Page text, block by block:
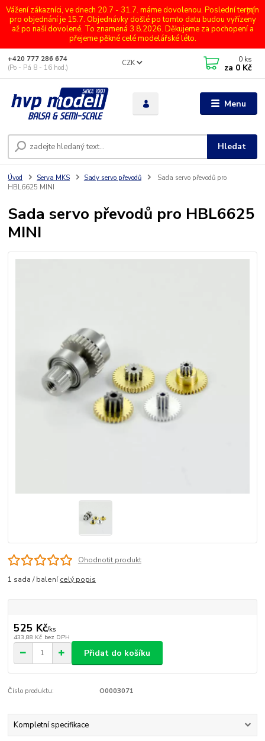
Vážení zákazníci, ve dnech 20.7 - 31.7. máme dovolenou. Poslední termín
pro objednání je 15.7. Objednávky došlé po tomto datu budou vyřízeny
až po naší dovolené. To znamená 3.8.2026. Děkujeme za pochopení a
přejeme pěkné celé modelářské léto.
Menu
CZK
Hledat
+420 777 286 674
(Po - Pá 8 - 16 hod.)
0 ks
za 0 Kč
Úvod Serva MKS Sady servo převodů
Sada servo převodů pro
HBL6625 MINI
Sada servo převodů pro HBL6625
MINI
Ohodnotit produkt
1 sada / balenícelý popis
525 Kč/ks
433,88 Kč bez DPH
Přidat do košíku
Číslo produktu: O0003071
Kompletní specifikace